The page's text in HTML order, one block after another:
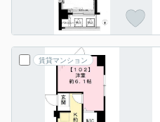
賃貸マンション